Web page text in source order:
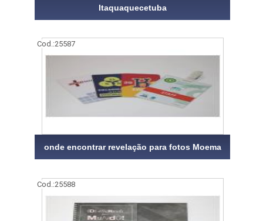
Itaquaquecetuba
Cod.:25587
onde encontrar revelação para fotos Moema
Cod.:25588